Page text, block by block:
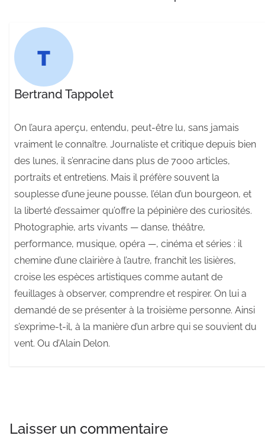
Bertrand Tappolet
On l’aura aperçu, entendu, peut-être lu, sans jamais
vraiment le connaître. Journaliste et critique depuis bien
des lunes, il s’enracine dans plus de 7000 articles,
portraits et entretiens. Mais il préfère souvent la
souplesse d’une jeune pousse, l’élan d’un bourgeon, et
la liberté d’essaimer qu’offre la pépinière des curiosités.
Photographie, arts vivants — danse, théâtre,
performance, musique, opéra —, cinéma et séries : il
chemine d’une clairière à l’autre, franchit les lisières,
croise les espèces artistiques comme autant de
feuillages à observer, comprendre et respirer. On lui a
demandé de se présenter à la troisième personne. Ainsi
s’exprime-t-il, à la manière d’un arbre qui se souvient du
vent. Ou d’Alain Delon.
Laisser un commentaire